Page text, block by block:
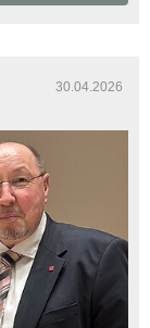
30.04.2026